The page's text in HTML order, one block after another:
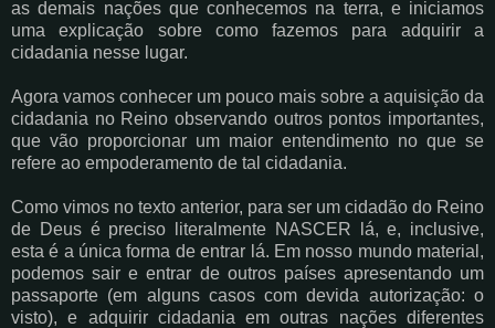
as demais nações que conhecemos na terra, e iniciamos
uma explicação sobre como fazemos para adquirir a
cidadania nesse lugar.
Agora vamos conhecer um pouco mais sobre a aquisição da
cidadania no Reino observando outros pontos importantes,
que vão proporcionar um maior entendimento no que se
refere ao empoderamento de tal cidadania.
Como vimos no texto anterior, para ser um cidadão do Reino
de Deus é preciso literalmente NASCER lá, e, inclusive,
esta é a única forma de entrar lá. Em nosso mundo material,
podemos sair e entrar de outros países apresentando um
passaporte (em alguns casos com devida autorização: o
visto), e adquirir cidadania em outras nações diferentes